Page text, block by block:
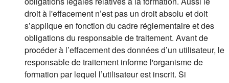
droit à l'effacement n’est pas un droit absolu et doit
s’applique en fonction du cadre réglementaire et des
obligations du responsable de traitement. Avant de
procéder à l’effacement des données d’un utilisateur, le
responsable de traitement informe l'organisme de
formation par lequel l’utilisateur est inscrit. Si